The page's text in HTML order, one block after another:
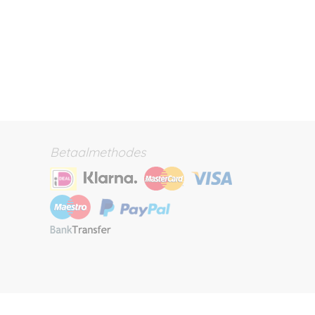
Betaalmethodes